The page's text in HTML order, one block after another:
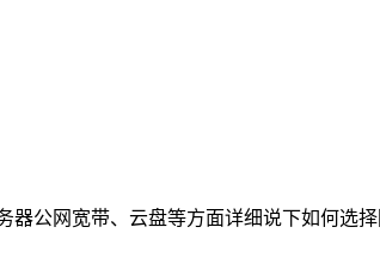
器公网宽带、云盘等方面详细说下如何选